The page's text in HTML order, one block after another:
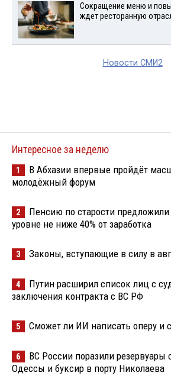
Сокращение меню и
ждет ресторанную
Новости СМИ2
Интересное за неделю
1
В Абхазии впервые пройдёт
молодёжный форум
2
Пенсию по старости предложили
уровне не ниже 40% от заработка
3 Законы, вступающие в силу в
4
Путин расширил список лиц с
заключения контракта с ВС РФ
5 Сможет ли ИИ написать оперу и
6
ВС России поразили резервуары
Одессы и буксир в порту Николаева